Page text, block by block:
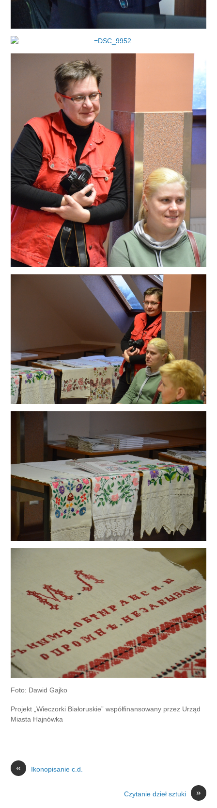
Foto: Dawid Gajko
Projekt „Wieczorki Białoruskie” współfinansowany przez Urząd
Miasta Hajnówka
« Ikonopisanie c.d.
»
Czytanie dzieł sztuki